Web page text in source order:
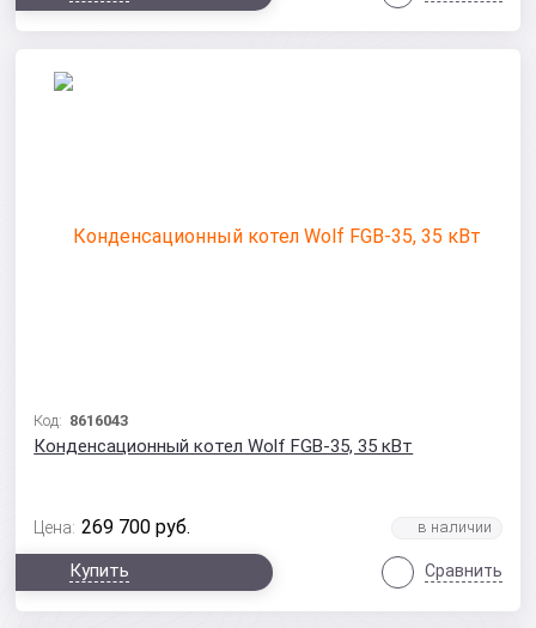
Код: 8616043
Конденсационный котел Wolf FGB-35, 35 кВт
Цена: 269 700 руб.
Купить Сравнить